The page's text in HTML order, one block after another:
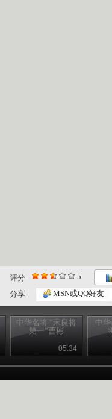
评分 5
分享
MSN或QQ好友
中华名将 “宋良将
第一”曹彬
05:34
中